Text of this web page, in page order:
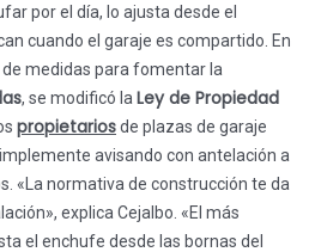
por el día, lo ajusta desde el
cuando el garaje es compartido. En
medidas para fomentar la
, se modificó la Ley de Propiedad
propietariosde plazas de garaje
avisando con antelación a
«La normativa de construcción te da
explica Cejalbo. «El más
el enchufe desde las bornas del